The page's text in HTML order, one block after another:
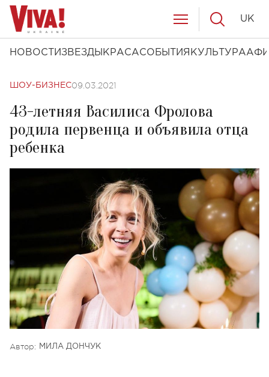
НОВОСТИ ЗВЕЗДЫ КРАСАСОБЫТИЯ КУЛЬТУРА
UK
ШОУ-БИЗНЕС09.03.2021
43-летняя Василиса Фролова
родила первенца и объявила отца
ребенка
Автор: МИЛА ДОНЧУК